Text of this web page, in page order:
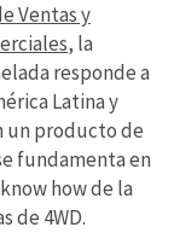
Ventas y
, la
responde a
Latina y
un producto de
fundamenta en
how de la
de 4WD.